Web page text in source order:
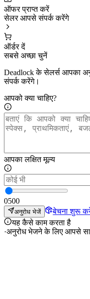
ऑफर प्राप्त करें
सेलर आपसे संपर्क करेंगे
ऑर्डर दें
सबसे अच्छा चुनें
Deadlock के सेलर्स आपका
संपर्क करेंगे।
आपको क्या चाहिए?
आपका लक्षित मूल्य
0500
अनुरोध भेजें
बेचना शुरू
यह कैसे काम करता है
·अनुरोध भेजने के लिए आपसे